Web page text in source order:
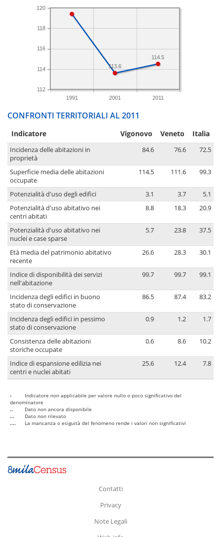
1991 2001 2011
112
114
116
118
120
114.5
113.6
CONFRONTI TERRITORIALI AL 2011
Indicatore Vigonovo Veneto Italia
Incidenza delle abitazioni in
proprietà
84.6 76.6 72.5
Superficie media delle abitazioni
occupate
114.5 111.6 99.3
Potenzialità d'uso degli edifici 3.1 3.7
5.1
Potenzialità d'uso abitativo nei
centri abitati
8.8 18.3 20.9
Potenzialità d'uso abitativo nei
nuclei e case sparse
5.7 23.8 37.5
Età media del patrimonio abitativo
recente
26.6 28.3 30.1
Indice di disponibilità dei servizi
nell'abitazione
99.7 99.7 99.1
Incidenza degli edifici in buono
stato di conservazione
86.5 87.4 83.2
Incidenza degli edifici in pessimo
stato di conservazione
0.9 1.2 1.7
Consistenza delle abitazioni
storiche occupate
0.6 8.6 10.2
Indice di espansione edilizia nei
centri e nuclei abitati
25.6 12.4 7.8
-
Indicatore non applicabile per valore nullo o poco significativo del
denominatore
..
Dato non ancora disponibile
...
Dato non rilevato
....
La mancanza o esiguità del fenomeno rende i valori non significativi
Contatti
Privacy
Note Legali